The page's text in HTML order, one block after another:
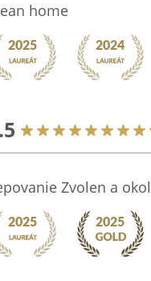
home
Zvolen a